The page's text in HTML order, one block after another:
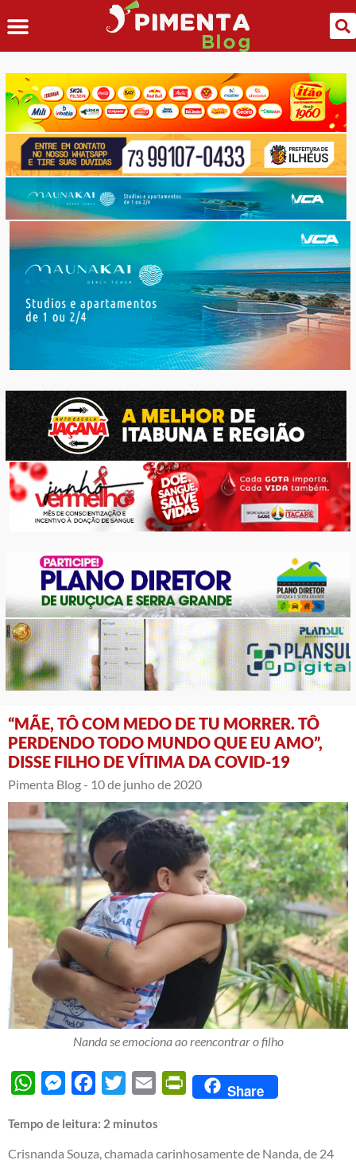
“MÃE, TÔ COM MEDO DE TU MORRER. TÔ
PERDENDO TODO MUNDO QUE EU AMO”,
DISSE FILHO DE VÍTIMA DA COVID-19
Pimenta Blog - 10 de junho de 2020
Nanda se emociona ao reencontrar o filho
WhatsAppMessengerFacebook
Twitter Email PrintFriendly
Share
Tempo de leitura: 2 minutos
Crisnanda Souza, chamada carinhosamente de Nanda, de 24